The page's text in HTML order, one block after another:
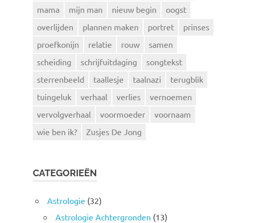
mama
mijn man nieuw begin
oogst
overlijden
plannen maken portret
prinses
proefkonijn
relatie rouw
samen
scheiding
schrijfuitdaging
songtekst
sterrenbeeld
taallesje taalnazi
terugblik
tuingeluk
verhaal verlies
vernoemen
vervolgverhaal
voormoeder
voornaam
wie ben ik?
Zusjes De Jong
CATEGORIEËN
Astrologie (32)
Astrologie Achtergronden (13)